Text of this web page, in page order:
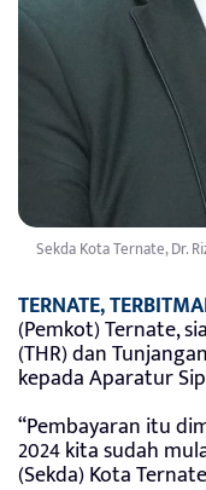
Sekda Kota Ternate, Dr.
TERNATE,
(Pemkot) Ternate,
(THR) dan
kepada Aparatur
“Pembayaran itu
2024 kita sudah
(Sekda) Kota